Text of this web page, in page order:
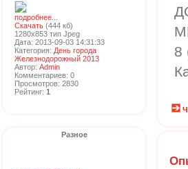
подробнее...
Скачать (444 кб)
1280x853 тип Jpeg
Дата: 2013-09-03 14:31:33
Категория: День города
Железнодорожный 2013
Автор: Admin
Комментариев: 0
Просмотров: 2830
Рейтинг: 1
Разное
8